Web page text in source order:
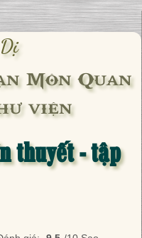
Môn Quan
viện
thuyết - tập